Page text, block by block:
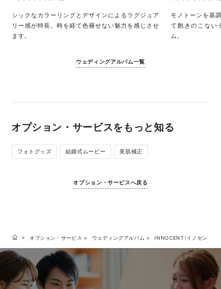
シックなカラーリングとデザインによるラグジュア
リー感が特長。時を経て色褪せない魅力を感じさせ
ます。
モノトーンを基
て飽きのこない
ム。
ウェディングアルバム一覧
オプション・サービスをもっと知る
フォトグッズ 結婚式ムービー 美肌補正
オプション・サービスへ戻る
オプション・サービス ウェディングアルバム INNOCENT（イノセント）